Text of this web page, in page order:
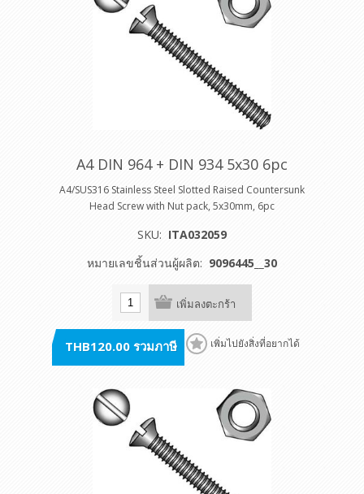
A4 DIN 964 + DIN 934 5x30 6pc
A4/SUS316 Stainless Steel Slotted Raised Countersunk
Head Screw with Nut pack, 5x30mm, 6pc
SKU: ITA032059
หมายเลขชิ้นส่วนผู้ผลิต: 9096445__30
เพิ่มลงตะกร้า
THB120.00 รวมภาษี เพิ่มไปยังสิ่งที่อยากได้